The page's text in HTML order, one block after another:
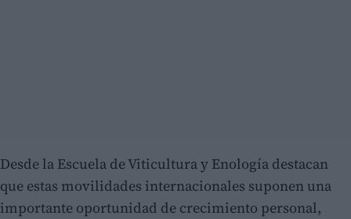
Desde la Escuela de Viticultura y Enología destacan
que estas movilidades internacionales suponen una
importante oportunidad de crecimiento personal,